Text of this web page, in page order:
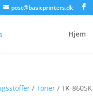
post@basicprinters.dk
Hjem
/Toner / TK-